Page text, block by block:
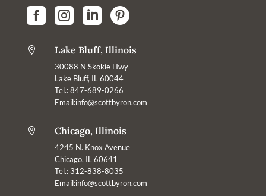
   
 Lake Bluff, Illinois
30088 N Skokie Hwy
Lake Bluff, IL 60044
Tel.: 847-689-0266
Email:info@scottbyron.com
 Chicago, Illinois
4245 N. Knox Avenue
Chicago, IL 60641
Tel.: 312-838-8035
Email:info@scottbyron.com